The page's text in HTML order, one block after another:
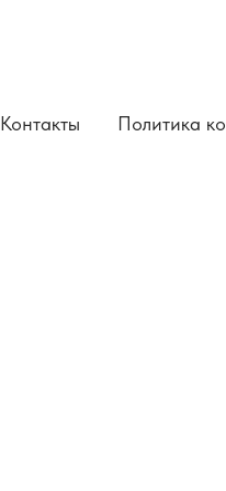
Контакты Политика